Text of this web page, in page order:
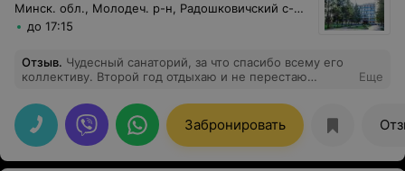
Минск. обл., Молодеч. р-н, Радошковичский c-с, 1
до 17:15
Отзыв. Чудесный санаторий, за что спасибо всему его
коллективу. Второй год отдыхаю и не перестаю
Чурловской Р.И., Бутко А.Н., Голуб Т.В. Спасибо за
внимательность и профессионализм лечащему врачу
Мельник И.В. Вкусно кормят, отдельное спасибо
официанту Миронченко М.В. Можно хорошо выполнять
свою работу, но как со-стороны видно, когда ее
Еще
Забронировать